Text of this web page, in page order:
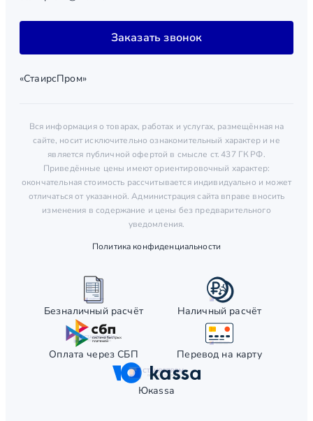
Заказать звонок
«СтаирсПром»
Вся информация о товарах, работах и услугах, размещённая на
сайте, носит исключительно ознакомительный характер и не
является публичной офертой в смысле ст. 437 ГК РФ.
Приведённые цены имеют ориентировочный характер:
окончательная стоимость рассчитывается индивидуально и может
отличаться от указанной. Администрация сайта вправе вносить
изменения в содержание и цены без предварительного
уведомления.
Политика конфиденциальности
Безналичный расчёт Наличный расчёт
Оплата через СБП Перевод на карту
Юкаssа